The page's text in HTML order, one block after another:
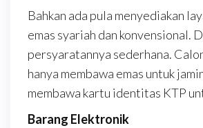
Bahkan ada pula menyediakan
emas syariah dan konvensional.
persyaratannya sederhana.
hanya membawa emas untuk
membawa kartu identitas KTP
Barang Elektronik